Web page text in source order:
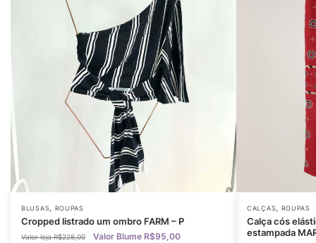
BLUSAS, ROUPAS
Cropped listrado um ombro FARM – P
R$228,00 R$95,00
CALÇAS, ROUPAS
Calça cós
estampada